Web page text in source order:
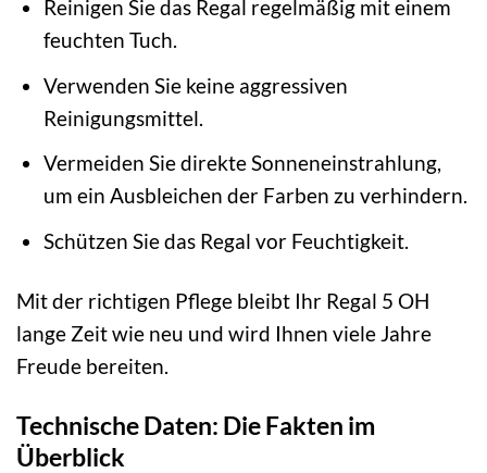
Reinigen Sie das Regal regelmäßig mit einem
feuchten Tuch.
Verwenden Sie keine aggressiven
Reinigungsmittel.
Vermeiden Sie direkte Sonneneinstrahlung,
um ein Ausbleichen der Farben zu verhindern.
Schützen Sie das Regal vor Feuchtigkeit.
Mit der richtigen Pflege bleibt Ihr Regal 5 OH
lange Zeit wie neu und wird Ihnen viele Jahre
Freude bereiten.
Technische Daten: Die Fakten im
Überblick